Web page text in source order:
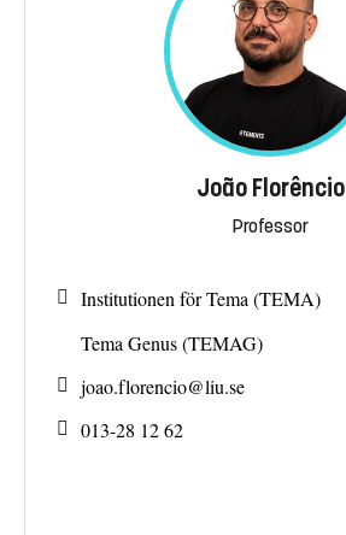
João Florêncio
Professor
Institutionen för Tema (TEMA)
Tema Genus (TEMAG)
joao.florencio@liu.se
013-28 12 62